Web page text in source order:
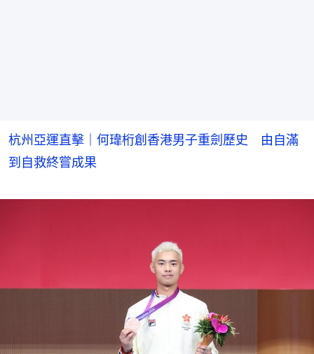
杭州亞運直擊｜何瑋桁創香港男子重劍歷史 由自滿
到自救終嘗成果